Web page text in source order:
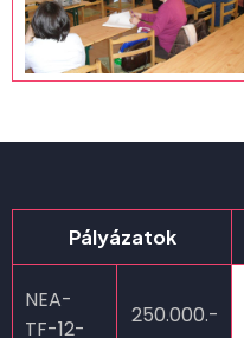
Pályázatok
NEA-
TF-12-
250.000.-